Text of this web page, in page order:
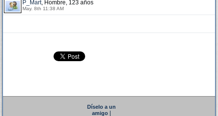
P_Mart, Hombre, 123 años
May. 8th 11:38 AM
Díselo a un
amigo|